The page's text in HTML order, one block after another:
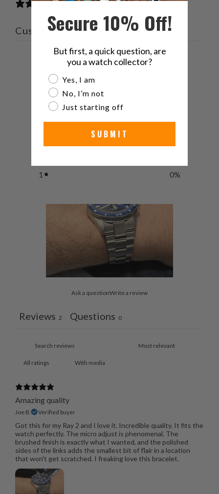
2 reviews
Customer reviews
5
0%
1
0%
Ask a questionWrite a review
Reviews 2 Questions 0
With media
Amazing quality
Joe B. Verified buyer
Got this for my Ray 2 and I love it. Incredible quality. It fits the
watch perfectly. The micro adjust is phenomenal. The
brushed finish is exactly what I wanted, and the polished
sides of the links adds the smallest bit of flair in a location
that won't get scratched. I freaking love this bracelet.
Secure 10% Off!
But first, a quick question, are
you a watch collector?
Are you a watch collector?
Yes, I am
No, I’m not
Just starting off
SUBMIT